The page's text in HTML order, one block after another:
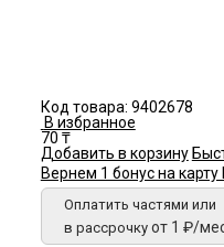
Код товара: 9402678
В избранное
70 ₸
Добавить в корзину
Вернем 1 бонус на карту
Оплатить частями или
в рассрочку от 1 ₽/